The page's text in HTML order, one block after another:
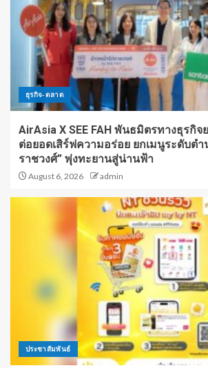
ธุรกิจ-ตลาด
AirAsia X SEE FAH พันธมิตรทางธุรกิจ
ต่อยอดเสิร์ฟความอร่อย ยกเมนูระดับต
ราชวงศ์” พุ่งทะยานสู่น่านฟ้า
August 6, 2026 admin
ประชาสัมพันธ์